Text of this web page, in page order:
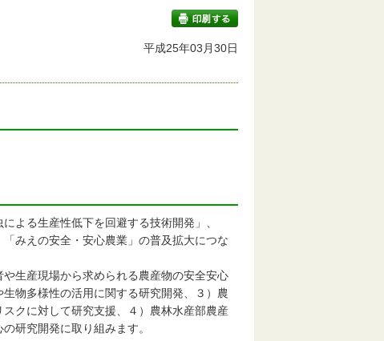
印刷する
平成25年03月30日
よる生産性低下を回避する技術開発」、
みえの安全・安心農業」の普及拡大につな
生産現場から求められる農産物の安全安心
物多様性の活用に関する研究開発、３）農
クに対して研究支援、４）農林水産部農産
研究開発に取り組みます。